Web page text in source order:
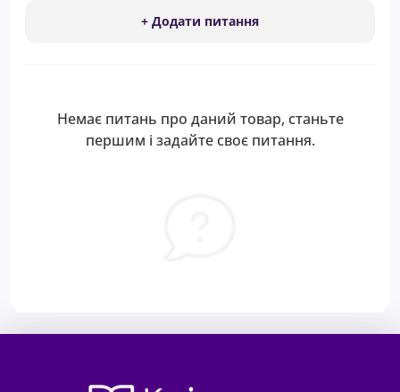
+ Додати питання
Немає питань про даний товар, станьте
першим і задайте своє питання.